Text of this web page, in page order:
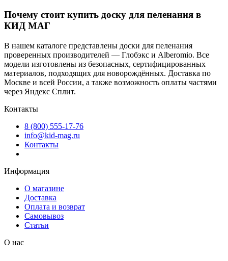
Почему стоит купить доску для пеленания в
КИД МАГ
В нашем каталоге представлены доски для пеленания
проверенных производителей — Глобэкс и Alberomio. Все
модели изготовлены из безопасных, сертифицированных
материалов, подходящих для новорождённых. Доставка по
Москве и всей России, а также возможность оплаты частями
через Яндекс Сплит.
Контакты
8 (800) 555-17-76
info@kid-mag.ru
Контакты
Информация
О магазине
Доставка
Оплата и возврат
Самовывоз
Статьи
О нас